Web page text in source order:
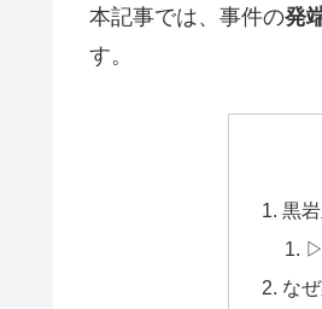
本記事では、事件の発
す。
黒
な